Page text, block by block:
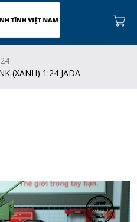
(XANH) 1:24 JADA